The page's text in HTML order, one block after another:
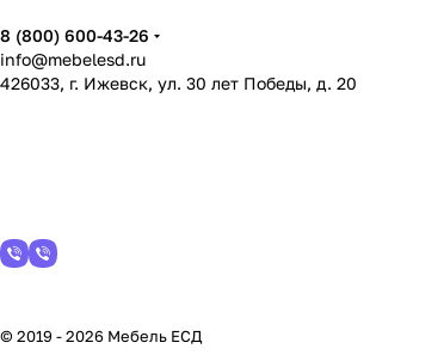
8 (800) 600-43-26
info@mebelesd.ru
426033, г. Ижевск, ул. 30 лет Победы, д. 20
© 2019 - 2026 Мебель ЕСД